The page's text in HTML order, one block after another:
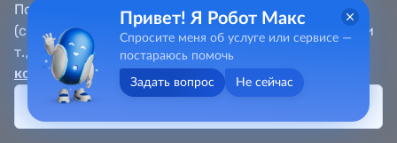
Портал собирает метаданные пользователя
(cookie, местоположение, данные об IP-адресах и
т.д.) в соответствии сПолитикой
конфиденциальности.
Привет! Я Робот Макс
Спросите меня об услуге или сервисе —
постараюсь помочь
Задать вопрос Не сейчас